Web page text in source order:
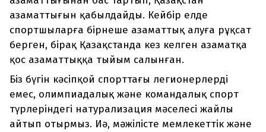
азаматтығын қабылдайды. Кейбір елде
спортшыларға бірнеше азаматтық алуға рұқсат
берген, бірақ Қазақстанда кез келген азаматқа
қос азаматтыққа тыйым салынған.
Біз бүгін кәсіпқой спорттағы легионерлерді
емес, олимпиадалық және командалық спорт
түрлеріндегі натурализация мәселесі жайлы
айтып отырмыз. Иә, мәжілісте мемлекеттік және